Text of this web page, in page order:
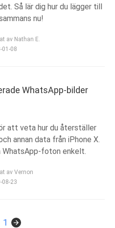
Så lär dig hur du lägger till
nu!
av Nathan E.
01-08
WhatsApp-bilder
att veta hur du återställer
annan data från iPhone X.
WhatsApp-foton enkelt.
av Vernon
08-23
1